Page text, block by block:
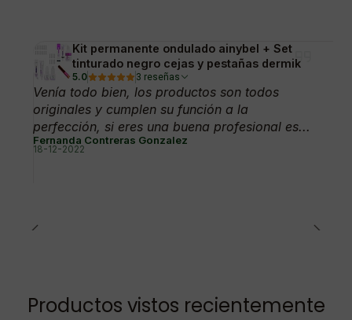
Kit permanente ondulado ainybel + Set
tinturado negro cejas y pestañas dermik
5.0 3 reseñas
Venía todo bien, los productos son todos
originales y cumplen su función a la
perfección, si eres una buena profesional es...
Fernanda Contreras Gonzalez
18-12-2022
Productos vistos recientemente